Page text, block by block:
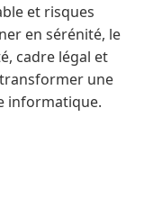
et risques
en sérénité, le
cadre légal et
une
informatique.